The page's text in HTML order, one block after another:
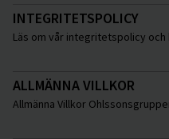
INTEGRITETSPOLICY
Läs om vår integritetspolicy
ALLMÄNNA VILLKOR
Allmänna Villkor